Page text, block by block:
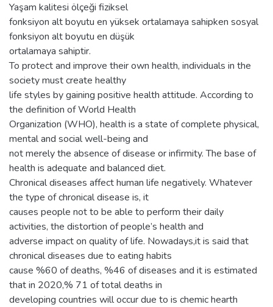
Yaşam kalitesi ölçeği fiziksel
fonksiyon alt boyutu en yüksek ortalamaya sahipken sosyal
fonksiyon alt boyutu en düşük
ortalamaya sahiptir.
To protect and improve their own health, individuals in the
society must create healthy
life styles by gaining positive health attitude. According to
the definition of World Health
Organization (WHO), health is a state of complete physical,
mental and social well-being and
not merely the absence of disease or infirmity. The base of
health is adequate and balanced diet.
Chronical diseases affect human life negatively. Whatever
the type of chronical disease is, it
causes people not to be able to perform their daily
activities, the distortion of people’s health and
adverse impact on quality of life. Nowadays,it is said that
chronical diseases due to eating habits
cause %60 of deaths, %46 of diseases and it is estimated
that in 2020,% 71 of total deaths in
developing countries will occur due to is chemic hearth